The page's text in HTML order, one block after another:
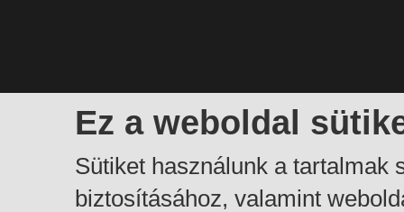
Ez a weboldal
Sütiket használunk a tartalmak
biztosításához, valamint